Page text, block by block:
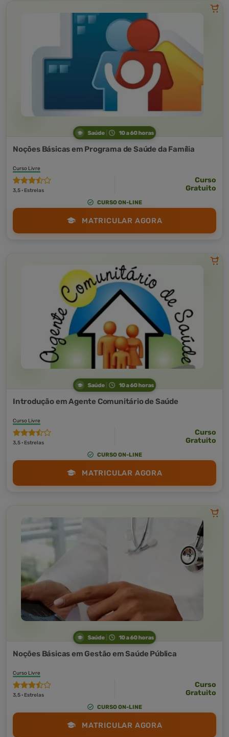
Saúde 10 a 60 horas
Noções Básicas em Programa de Saúde da Família
Curso Livre
3,5 · Estrelas
Curso
Gratuito
CURSO ON-LINE
MATRICULAR AGORA
Saúde 10 a 60 horas
Introdução em Agente Comunitário de Saúde
Curso Livre
3,5 · Estrelas
Curso
Gratuito
CURSO ON-LINE
MATRICULAR AGORA
Saúde 10 a 60 horas
Noções Básicas em Gestão em Saúde Pública
Curso Livre
3,5 · Estrelas
Curso
Gratuito
CURSO ON-LINE
MATRICULAR AGORA